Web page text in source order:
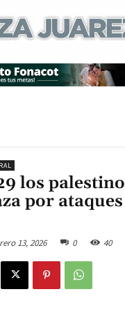
los
por
13, 2026 0 40